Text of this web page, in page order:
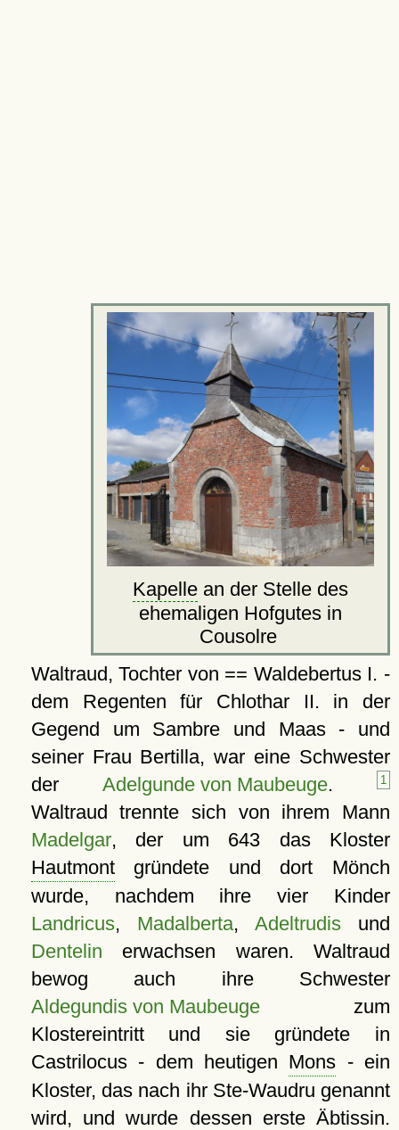
Kapelle an der Stelle des
ehemaligen Hofgutes in
Cousolre
Waltraud, Tochter von == Waldebertus I. -
dem Regenten für Chlothar II. in der
Gegend um Sambre und Maas - und
seiner Frau Bertilla, war eine Schwester
der Adelgunde von Maubeuge. 1
Waltraud trennte sich von ihrem Mann
Madelgar, der um 643 das Kloster
Hautmontgründete und dort Mönch
wurde, nachdem ihre vier Kinder
Landricus, Madalberta,Adeltrudis und
Dentelin erwachsen waren. Waltraud
bewog auch ihre Schwester
Aldegundis von Maubeugezum
Klostereintritt und sie gründete in
Castrilocus - dem heutigen Mons - ein
Kloster, das nach ihr Ste-Waudru genannt
wird, und wurde dessen erste Äbtissin.